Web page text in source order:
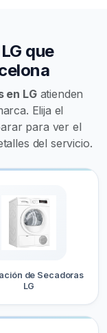
que
en LGatienden
Elija el
para ver el
del servicio.
de Secadoras
LG